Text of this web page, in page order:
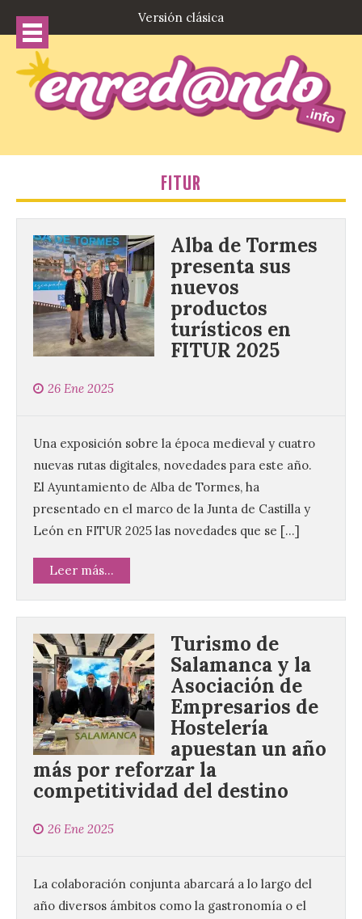
Versión clásica
FITUR
Alba de Tormes
presenta sus
nuevos
productos
turísticos en
FITUR 2025
26 Ene 2025
Una exposición sobre la época medieval y cuatro
nuevas rutas digitales, novedades para este año.
El Ayuntamiento de Alba de Tormes, ha
presentado en el marco de la Junta de Castilla y
León en FITUR 2025 las novedades que se […]
Leer más...
Turismo de
Salamanca y la
Asociación de
Empresarios de
Hostelería
apuestan un año
más por reforzar la
competitividad del destino
26 Ene 2025
La colaboración conjunta abarcará a lo largo del
año diversos ámbitos como la gastronomía o el